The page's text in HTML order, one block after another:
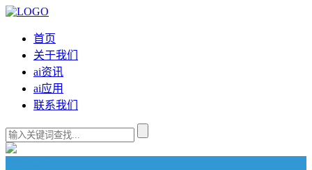
首页
关于我们
ai资讯
ai应用
联系我们